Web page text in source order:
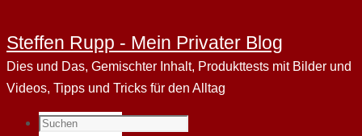
Steffen Rupp - Mein Privater Blog
Dies und Das, Gemischter Inhalt, Produkttests mit Bilder und
Videos, Tipps und Tricks für den Alltag
Suchen